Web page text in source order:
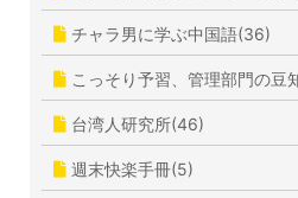
チャラ男に学ぶ中国語(36)
こっそり予習、管理部門の豆
台湾人研究所(46)
週末快楽手冊(5)